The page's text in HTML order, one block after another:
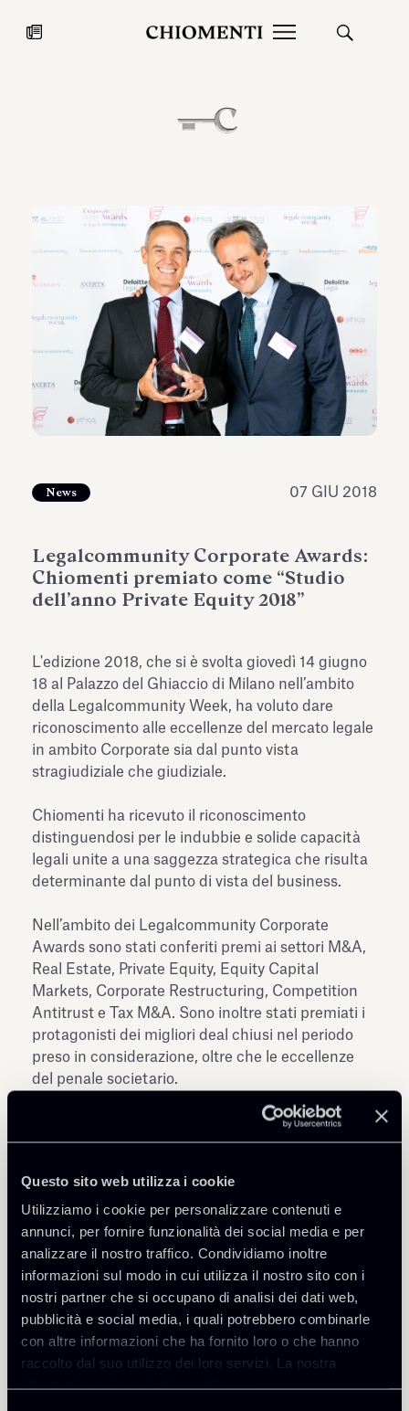
Questo sito web utilizza i cookie
Utilizziamo i cookie per personalizzare contenuti e
annunci, per fornire funzionalità dei social media e per
analizzare il nostro traffico. Condividiamo inoltre
informazioni sul modo in cui utilizza il nostro sito con i
nostri partner che si occupano di analisi dei dati web,
pubblicità e social media, i quali potrebbero combinarle
con altre informazioni che ha fornito loro o che hanno
raccolto dal suo utilizzo dei loro servizi. La nostra
informativa privacy è disponibilequi.
27 LUG 2026
Fondazione Torlonia inaugura la
mostra Marmora Romana
ampliando gli spazi espositivi
dell’Antiquarium di Villa Albani
Leggi tutto
Chiomenti
EcoVadis
Approfondisci
News 07 GIU 2018
Legalcommunity Corporate Awards:
Chiomenti premiato come “Studio
dell’anno Private Equity 2018”
L'edizione 2018, che si è svolta giovedì 14 giugno
18 al Palazzo del Ghiaccio di Milano nell’ambito
della Legalcommunity Week, ha voluto dare
riconoscimento alle eccellenze del mercato legale
in ambito Corporate sia dal punto vista
stragiudiziale che giudiziale.
Chiomenti ha ricevuto il riconoscimento
distinguendosi per le indubbie e solide capacità
legali unite a una saggezza strategica che risulta
determinante dal punto di vista del business.
Nell’ambito dei Legalcommunity Corporate
Awards sono stati conferiti premi ai settori M&A,
Real Estate, Private Equity, Equity Capital
Markets, Corporate Restructuring, Competition
Antitrust e Tax M&A. Sono inoltre stati premiati i
protagonisti dei migliori deal chiusi nel periodo
preso in considerazione, oltre che le eccellenze
del penale societario.
Condividi